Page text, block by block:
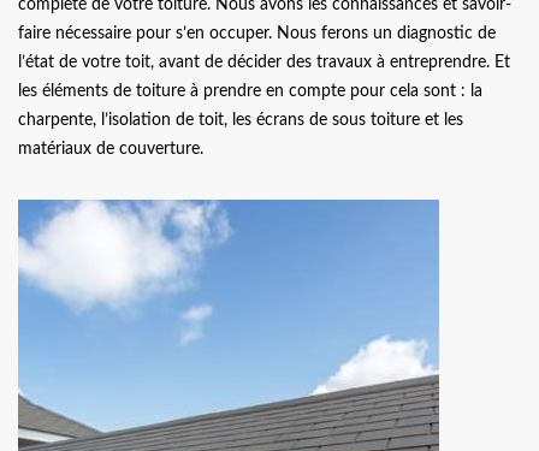
complète de votre toiture. Nous avons les connaissances et savoir-
faire nécessaire pour s’en occuper. Nous ferons un diagnostic de
l’état de votre toit, avant de décider des travaux à entreprendre. Et
les éléments de toiture à prendre en compte pour cela sont : la
charpente, l’isolation de toit, les écrans de sous toiture et les
matériaux de couverture.